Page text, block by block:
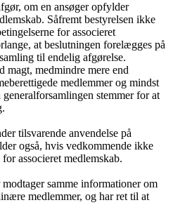
om en ansøger opfylder
Såfremt bestyrelsen ikke
for associeret
at beslutningen forelægges på
til endelig afgørelse.
magt, medmindre mere end
medlemmer og mindst
stemmer for at
tilsvarende anvendelse på
også, hvis vedkommende ikke
associeret medlemskab.
samme informationer om
medlemmer, og har ret til at